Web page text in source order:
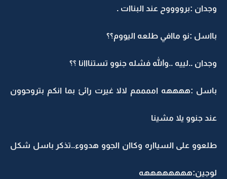
وجدان :برووووح عند البناات .
بااسل :نو ماافي طلعه اليووم؟؟
وجدان ..لييه ..والله فشله جنوو تستنااانا ؟؟
باسل :ههههه اممممم لالا غيرت رائئ بما انكم بتروحوون
عند جنوو يلا مشينا
طلعوو على السيااره وكاان الجوو هدووء..تذكر باسل شكل
لوجين:ههههههههه